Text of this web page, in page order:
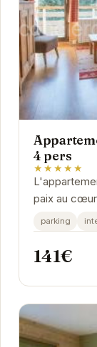
4 pers
★★★★★
paix au
idéal vous
parking
141€